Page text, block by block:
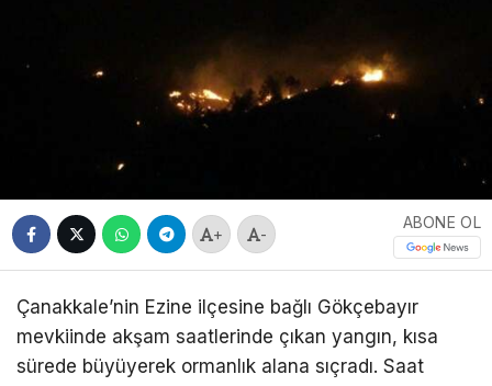
+ -
ABONE OL
Çanakkale’nin Ezine ilçesine bağlı Gökçebayır
mevkiinde akşam saatlerinde çıkan yangın, kısa
sürede büyüyerek ormanlık alana sıçradı. Saat